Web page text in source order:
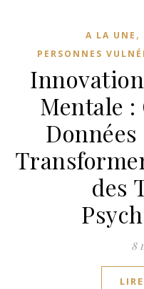
A LA UNE ,
PERSONNES
Mentale :
des
8